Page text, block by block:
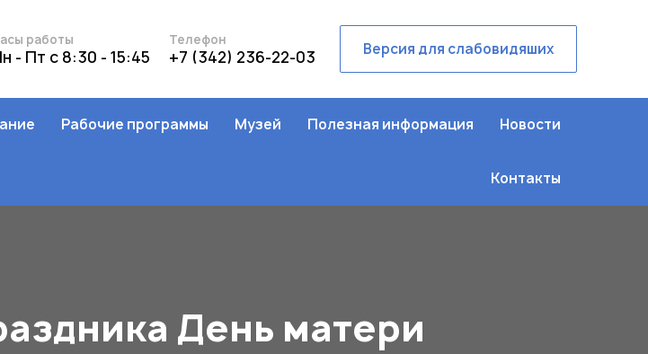
работы
- Пт с 8:30 - 15:45
Телефон
+7 (342) 236-22-03 Версия для слабовидяших
Рабочие программы Музей Полезная информация Новости
Контакты
День матери